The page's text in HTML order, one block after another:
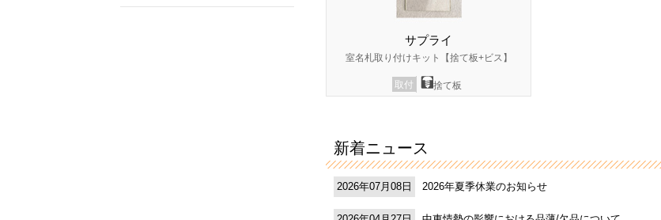
サプライ
室名札取り付けキット【捨て板+ビス】
取付 捨て板
新着ニュース
2026年07月08日 2026年夏季休業のお知らせ